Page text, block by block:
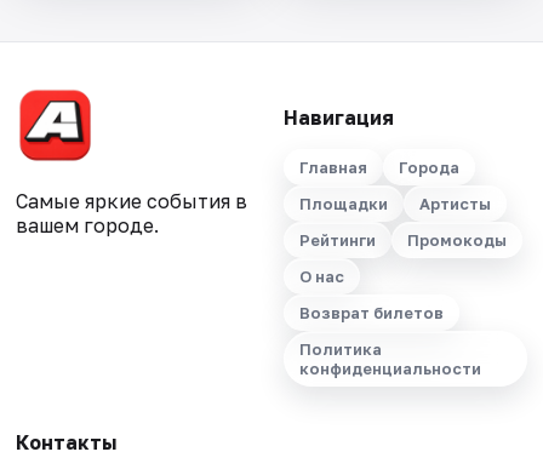
Самые яркие события в
вашем городе.
Навигация
Главная
Города
Площадки
Артисты
Рейтинги
Промокоды
О нас
Возврат билетов
Политика
конфиденциальности
Контакты